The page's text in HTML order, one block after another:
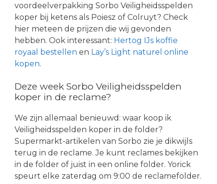
voordeelverpakking Sorbo Veiligheidsspelden
koper bij ketens als Poiesz of Colruyt? Check
hier meteen de prijzen die wij gevonden
hebben. Ook interessant: Hertog IJs koffie
royaal bestellen en Lay’s Light naturel online
kopen.
Deze week Sorbo Veiligheidsspelden
koper in de reclame?
We zijn allemaal benieuwd: waar koop ik
Veiligheidsspelden koper in de folder?
Supermarkt-artikelen van Sorbo zie je dikwijls
terug in de reclame. Je kunt reclames bekijken
in de folder of juist in een online folder. Yorick
speurt elke zaterdag om 9:00 de reclamefolder.